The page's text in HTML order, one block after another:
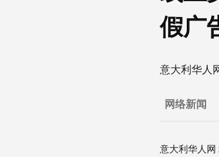
假广
意大利华人
网络新闻
意大利华人